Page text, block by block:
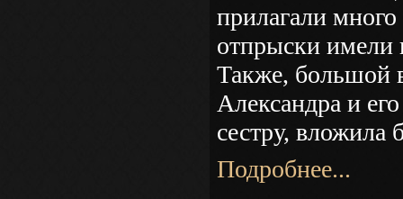
прилагали
отпрыски имели
Также, большой
Александра и
сестру, вложила
Подробнее...